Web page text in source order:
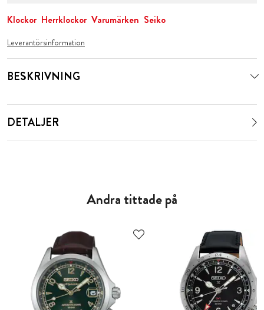
Klockor Herrklockor Varumärken Seiko
Leverantörsinformation
BESKRIVNING
DETALJER
Andra tittade på